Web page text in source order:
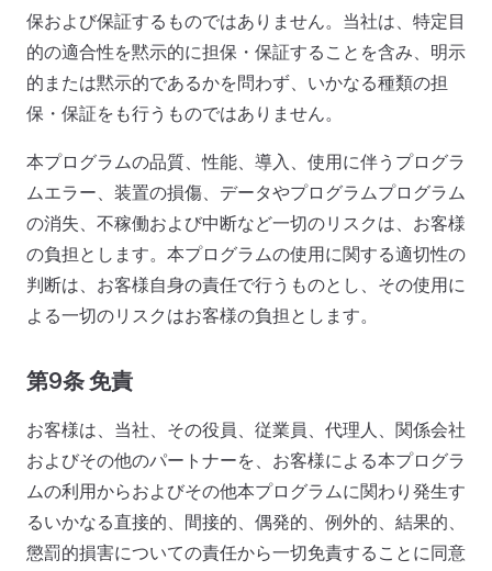
保および保証するものではありません。当社は、特定目
的の適合性を黙示的に担保・保証することを含み、明示
的または黙示的であるかを問わず、いかなる種類の担
保・保証をも行うものではありません。
本プログラムの品質、性能、導入、使用に伴うプログラ
ムエラー、装置の損傷、データやプログラムプログラム
の消失、不稼働および中断など一切のリスクは、お客様
の負担とします。本プログラムの使用に関する適切性の
判断は、お客様自身の責任で行うものとし、その使用に
よる一切のリスクはお客様の負担とします。
第9条 免責
お客様は、当社、その役員、従業員、代理人、関係会社
およびその他のパートナーを、お客様による本プログラ
ムの利用からおよびその他本プログラムに関わり発生す
るいかなる直接的、間接的、偶発的、例外的、結果的、
懲罰的損害についての責任から一切免責することに同意